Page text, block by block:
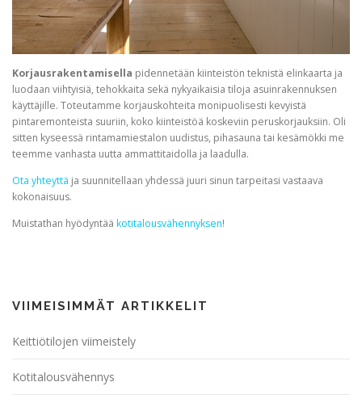
Korjausrakentamisella pidennetään kiinteistön teknistä elinkaarta ja
luodaan viihtyisiä, tehokkaita sekä nykyaikaisia tiloja asuinrakennuksen
käyttäjille. Toteutamme korjauskohteita monipuolisesti kevyistä
pintaremonteista suuriin, koko kiinteistöä koskeviin peruskorjauksiin. Oli
sitten kyseessä rintamamiestalon uudistus, pihasauna tai kesämökki me
teemme vanhasta uutta ammattitaidolla ja laadulla.
Ota yhteyttä ja suunnitellaan yhdessä juuri sinun tarpeitasi vastaava
kokonaisuus.
Muistathan hyödyntää kotitalousvähennyksen!
VIIMEISIMMÄT ARTIKKELIT
Keittiötilojen viimeistely
Kotitalousvähennys